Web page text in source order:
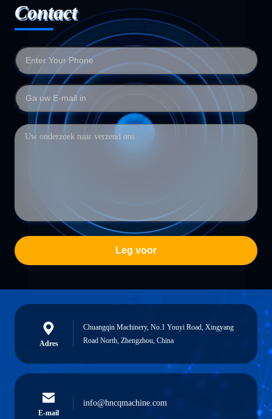
Contact
Leg voor
Adres
Chuangqin Machinery, No.1 Youyi Road, Xingyang
Road North, Zhengzhou, China
E-mail
info@hncqmachine.com